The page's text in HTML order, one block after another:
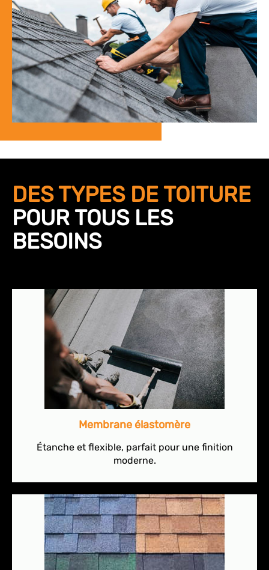
DES TYPES DE TOITURE
POUR TOUS LES
BESOINS
Membrane élastomère
Étanche et flexible, parfait pour une finition
moderne.